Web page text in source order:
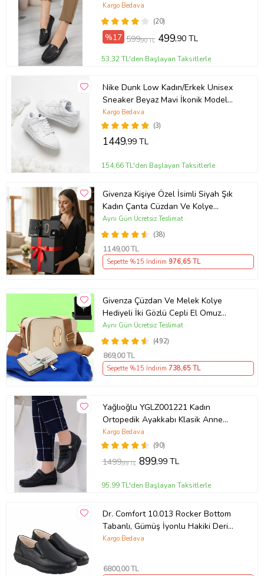
(20)
Kargo Bedava
%17 599,90 TL 499,90 TL
53,32 TL'den Başlayan Taksitlerle
Nike Dunk Low Kadın/Erkek Unisex
Sneaker Beyaz Mavi İkonik Model
10+ Renk Seçeneği (Beyaz)
(3)
Kargo Bedava
1449,99 TL
154,66 TL'den Başlayan Taksitlerle
Givenza Kişiye Özel İsimli Siyah Şık
Kadın Çanta Cüzdan Ve Kolye
Hediyeli & Hediye Kutusu Seti
(D.Siyah)
(38)
Aynı Gün Ücretsiz Teslimat
1149,00 TL
Sepette %15 İndirim 976,65 TL
Givenza Çüzdan Ve Melek Kolye
Hediyeli İki Gözlü Cepli El Omuz
Çanta (Krem)
(492)
Aynı Gün Ücretsiz Teslimat
869,00 TL
Sepette %15 İndirim 738,65 TL
Yağlıoğlu YGLZ001221 Kadın
Ortopedik Ayakkabı Klasik Anne
Ayakkabısı (Siyah)
(90)
Kargo Bedava
1499,99 TL 899,99 TL
95,99 TL'den Başlayan Taksitlerle
Dr. Comfort 10.013 Rocker Bottom
Tabanlı, Gümüş İyonlu Hakiki Deri
Erkek Ayakkabısı
Kargo Bedava
6800,00 TL